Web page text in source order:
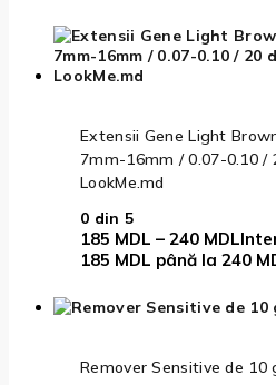
Extensii Gene Light
7mm-16mm / 0.07-0.10 /
LookMe.md
0 din 5
185 MDL – 240 MDL
185 MDL până la 240
Remover Sensitive de 10